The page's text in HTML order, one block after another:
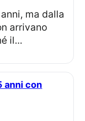
arrivano
il...